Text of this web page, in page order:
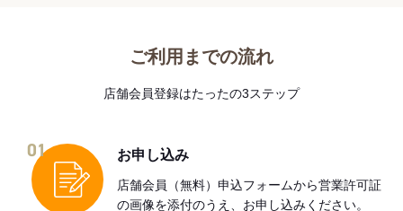
ご利用までの流れ
店舗会員登録はたったの3ステップ
01 お申し込み
店舗会員（無料）申込フォームから営業許可証
の画像を添付のうえ、お申し込みください。